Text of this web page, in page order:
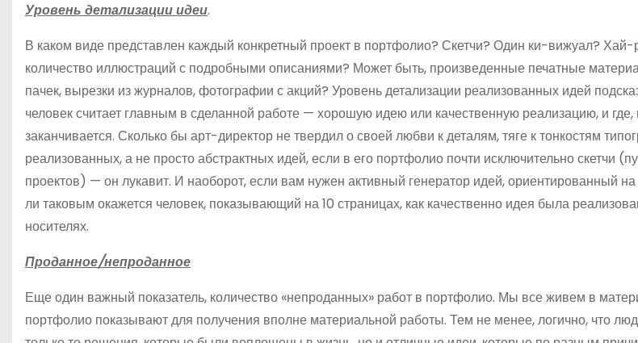
Уровень детализации идеи.
В каком виде представлен каждый конкретный проект в портфолио? Скетчи? Один ки-вижуал?
количество иллюстраций с подробными описаниями? Может быть, произведенные печатные
пачек, вырезки из журналов, фотографии с акций? Уровень детализации реализованных идей
человек считает главным в сделанной работе — хорошую идею или качественную реализацию, и где,
заканчивается. Сколько бы арт-директор не твердил о своей любви к деталям, тяге к тонкостям
реализованных, а не просто абстрактных идей, если в его портфолио почти исключительно скетчи
проектов) — он лукавит. И наоборот, если вам нужен активный генератор идей, ориентированный
ли таковым окажется человек, показывающий на 10 страницах, как качественно идея была
носителях.
Проданное/непроданное
Еще один важный показатель, количество «непроданных» работ в портфолио. Мы все живем в
портфолио показывают для получения вполне материальной работы. Тем не менее, логично, что